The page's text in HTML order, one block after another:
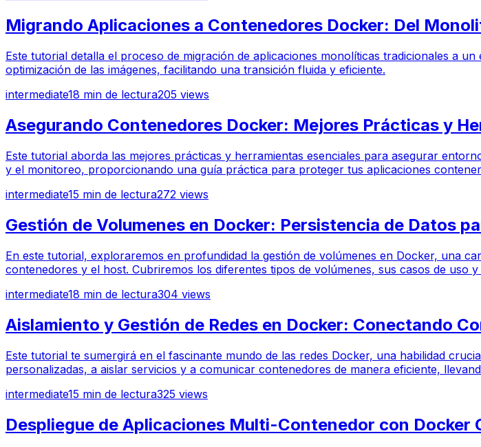
Migrando Aplicaciones a Contenedores Docker: Del
Este tutorial detalla el proceso de migración de aplicaciones monolíticas tradicionales a
optimización de las imágenes, facilitando una transición fluida y eficiente.
intermediate18 min de lectura205 views
Asegurando Contenedores Docker: Mejores Prácticas y
Este tutorial aborda las mejores prácticas y herramientas esenciales para asegurar
y el monitoreo, proporcionando una guía práctica para proteger tus aplicaciones
intermediate15 min de lectura272 views
Gestión de Volumenes en Docker: Persistencia de Datos
En este tutorial, exploraremos en profundidad la gestión de volúmenes en Docker, una
contenedores y el host. Cubriremos los diferentes tipos de volúmenes, sus casos de
intermediate18 min de lectura304 views
Aislamiento y Gestión de Redes en Docker: Conectando
Este tutorial te sumergirá en el fascinante mundo de las redes Docker, una habilidad
personalizadas, a aislar servicios y a comunicar contenedores de manera eficiente,
intermediate15 min de lectura325 views
Despliegue de Aplicaciones Multi-Contenedor con Docker